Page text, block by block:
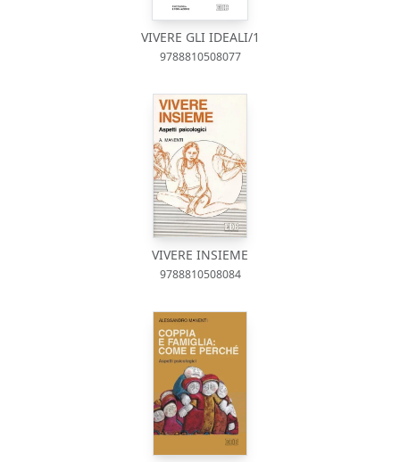
VIVERE GLI IDEALI/1
9788810508077
VIVERE INSIEME
9788810508084